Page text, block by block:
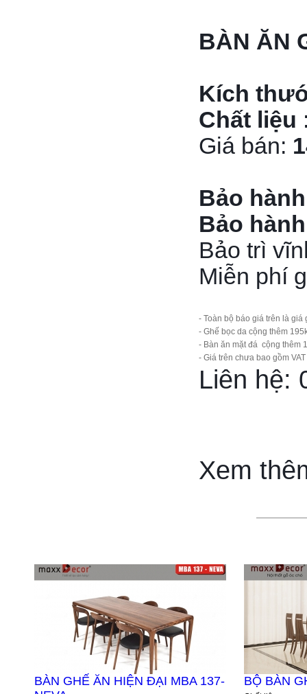
BÀN ĂN
Kích
Chất liệu
Giá bán:
Bảo hành
Bảo
Bảo trì
Miễn phí
- Toàn bộ báo giá trên là giá
- Ghế bọc da cộng thêm
- Bàn ăn mặt đá cộng thêm
- Giá trên chưa bao gồm VAT
Liên hệ:
Xem
BÀN GHẾ ĂN HIỆN ĐẠI MBA 137-
BỘ BÀN